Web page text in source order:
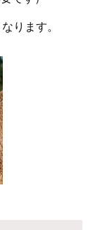
ります。